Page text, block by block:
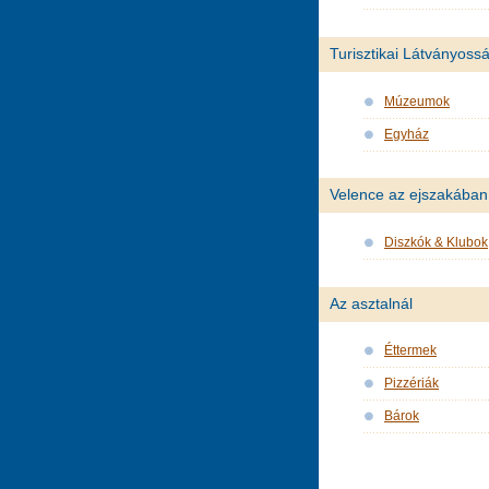
Turisztikai
Múzeumok
Egyház
Velence az ejszakában
Diszkók & Klubok
Az asztalnál
Éttermek
Pizzériák
Bárok